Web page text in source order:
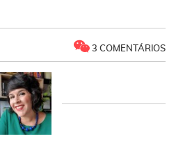
3 COMENTÁRIOS